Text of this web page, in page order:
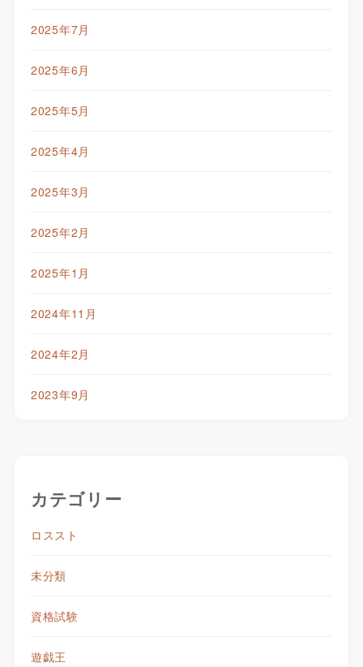
2025年7月
2025年6月
2025年5月
2025年4月
2025年3月
2025年2月
2025年1月
2024年11月
2024年2月
2023年9月
カテゴリー
ロススト
未分類
資格試験
遊戯王